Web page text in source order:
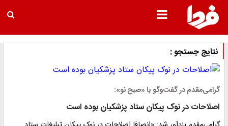
نتایج جستجو :
گرامی‌مقدم در گفت‌وگو با «صبح نو»:
اصلاحات در نوک پیکان ستاد پزشکیان بوده است